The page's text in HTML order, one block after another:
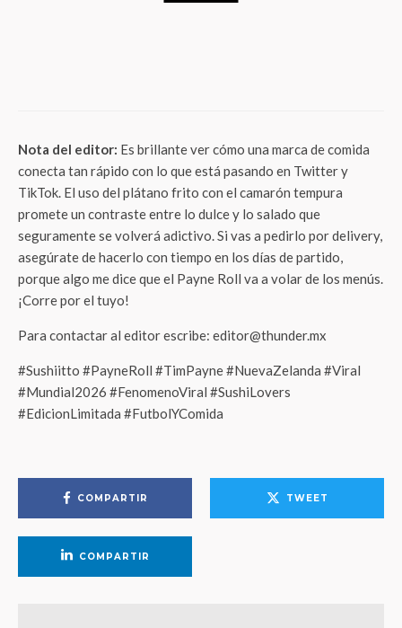
Nota del editor: Es brillante ver cómo una marca de comida
conecta tan rápido con lo que está pasando en Twitter y
TikTok. El uso del plátano frito con el camarón tempura
promete un contraste entre lo dulce y lo salado que
seguramente se volverá adictivo. Si vas a pedirlo por delivery,
asegúrate de hacerlo con tiempo en los días de partido,
porque algo me dice que el Payne Roll va a volar de los menús.
¡Corre por el tuyo!
Para contactar al editor escribe: editor@thunder.mx
#Sushiitto #PayneRoll #TimPayne #NuevaZelanda #Viral
#Mundial2026 #FenomenoViral #SushiLovers
#EdicionLimitada #FutbolYComida
COMPARTIR TWEET
COMPARTIR